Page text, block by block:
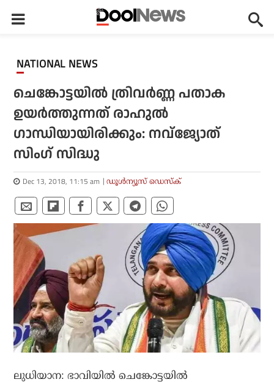
NATIONAL NEWS
ചെങ്കോട്ടയില്‍ ത്രിവര്‍ണ്ണ പതാക
ഉയര്‍ത്തുന്നത് രാഹുല്‍
ഗാന്ധിയായിരിക്കും: നവ്‌ജ്യോത്
സിംഗ് സിദ്ധു
Dec 13, 2018, 11:15 am ഡൂള്‍ന്യൂസ് ഡെസ്‌ക്
ലുധിയാന: ഭാവിയില്‍ ചെങ്കോട്ടയില്‍